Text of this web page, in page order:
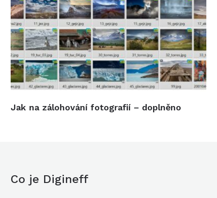
Jak na zálohování fotografií – doplněno
Co je Digineff